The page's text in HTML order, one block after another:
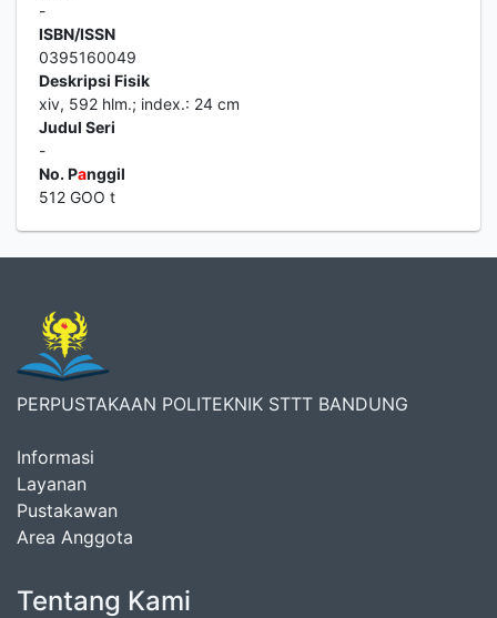
-
ISBN/ISSN
0395160049
Deskripsi Fisik
xiv, 592 hlm.; index.: 24 cm
Judul Seri
-
No. Panggil
512 GOO t
PERPUSTAKAAN POLITEKNIK STTT BANDUNG
Informasi
Layanan
Pustakawan
Area Anggota
Tentang Kami